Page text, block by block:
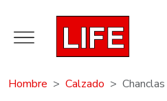
Hombre Calzado Chanclas